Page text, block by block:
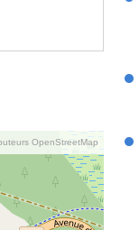
OpenStreetMap